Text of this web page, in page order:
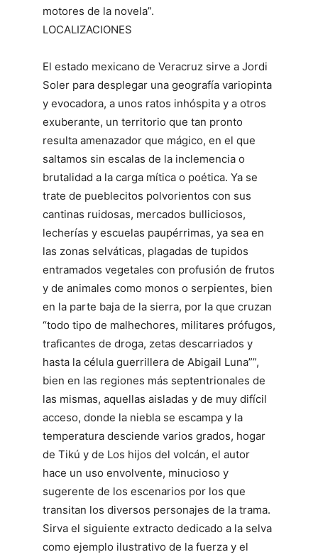
motores de la novela”.
LOCALIZACIONES
El estado mexicano de Veracruz sirve a Jordi
Soler para desplegar una geografía variopinta
y evocadora, a unos ratos inhóspita y a otros
exuberante, un territorio que tan pronto
resulta amenazador que mágico, en el que
saltamos sin escalas de la inclemencia o
brutalidad a la carga mítica o poética. Ya se
trate de pueblecitos polvorientos con sus
cantinas ruidosas, mercados bulliciosos,
lecherías y escuelas paupérrimas, ya sea en
las zonas selváticas, plagadas de tupidos
entramados vegetales con profusión de frutos
y de animales como monos o serpientes, bien
en la parte baja de la sierra, por la que cruzan
“todo tipo de malhechores, militares prófugos,
traficantes de droga, zetas descarriados y
hasta la célula guerrillera de Abigail Luna””,
bien en las regiones más septentrionales de
las mismas, aquellas aisladas y de muy difícil
acceso, donde la niebla se escampa y la
temperatura desciende varios grados, hogar
de Tikú y de Los hijos del volcán, el autor
hace un uso envolvente, minucioso y
sugerente de los escenarios por los que
transitan los diversos personajes de la trama.
Sirva el siguiente extracto dedicado a la selva
como ejemplo ilustrativo de la fuerza y el